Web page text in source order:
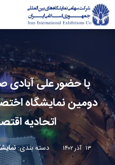
با حضور علی آبادی
دومین نمایشگاه
اتحادیه
۱۳ آذر ۱۴۰۲ دسته بندی: